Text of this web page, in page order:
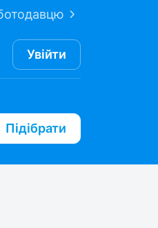
Увійти
Підібрати